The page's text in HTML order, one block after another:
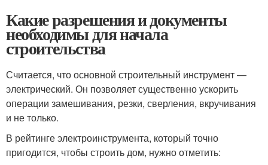
Какие разрешения и документы
необходимы для начала
строительства
Считается, что основной строительный инструмент —
электрический. Он позволяет существенно ускорить
операции замешивания, резки, сверления, вкручивания
и не только.
В рейтинге электроинструмента, который точно
пригодится, чтобы строить дом, нужно отметить: